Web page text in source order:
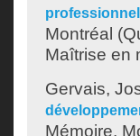
Montréal
Maîtrise en
Gervais,
Mémoire.